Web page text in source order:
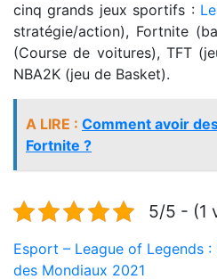
cinq grands jeux sportifs :
stratégie/action), Fortnite
(Course de voitures), TFT
NBA2K (jeu de Basket).
A LIRE : Comment avoir
Fortnite ?
5/5 - (1
Navigation
Esport – League of Legends
des Mondiaux 2021